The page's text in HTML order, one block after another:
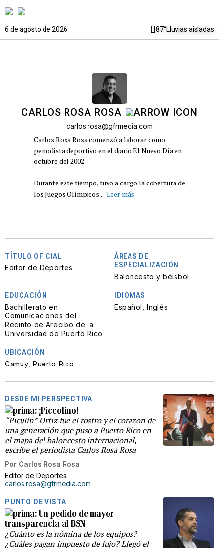
6 de agosto de 2026 87°Lluvias aisladas
CARLOS ROSA ROSA
carlos.rosa@gfrmedia.com
Carlos Rosa Rosa comenzó a laborar como
periodista deportivo en el diario El Nuevo Día en
octubre del 2002.
Durante este tiempo, tuvo a cargo la cobertura de
los Juegos Olímpicos... Leer más
TÍTULO OFICIAL
Editor de Deportes
ÁREAS DE
ESPECIALIZACIÓN
Baloncesto y béisbol
EDUCACIÓN
Bachillerato en
Comunicaciones del
Recinto de Arecibo de la
Universidad de Puerto Rico
IDIOMAS
Español, Inglés
UBICACIÓN
Camuy, Puerto Rico
DESDE MI PERSPECTIVA
¡Piccolino!
“Piculín” Ortiz fue el rostro y el corazón de
una generación que puso a Puerto Rico en
el mapa del baloncesto internacional,
escribe el periodista Carlos Rosa Rosa
Por Carlos Rosa Rosa
Editor de Deportes
carlos.rosa@gfrmedia.com
PUNTO DE VISTA
Un pedido de mayor
transparencia al BSN
¿Cuánto es la nómina de los equipos?
¿Cuáles pagan impuesto de lujo? Llegó el